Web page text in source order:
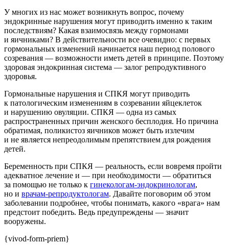
У многих из нас может возникнуть вопрос, почему
эндокринные нарушения могут приводить именно к таким
последствиям? Какая взаимосвязь между гормонами
и яичниками? В действительности все очевидно: с первых
гормональных изменений начинается наш период полового
созревания — возможности иметь детей в принципе. Поэтому
здоровая эндокринная система — залог репродуктивного
здоровья.
Гормональные нарушения и СПКЯ могут приводить
к патологическим изменениям в созревании яйцеклеток
и нарушению овуляции. СПКЯ — одна из самых
распространенных причин женского бесплодия. Но причина
обратимая, поликистоз яичников может быть излечим
и не является непреодолимым препятствием для рождения
детей.
Беременность при СПКЯ — реальность, если вовремя пройти
адекватное лечение и — при необходимости — обратиться
за помощью не только к гинекологам-эндокринологам,
но и врачам-репродуктологам. Давайте поговорим об этом
заболевании подробнее, чтобы понимать, какого «врага» нам
предстоит победить. Ведь предупреждены — значит
вооружены.
{vivod-form-priem}